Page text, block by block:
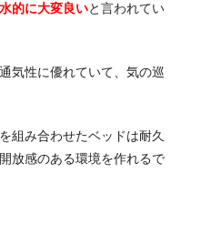
的に大変良いと言われてい
気性に優れていて、気の巡
組み合わせたベッドは耐久
放感のある環境を作れるで